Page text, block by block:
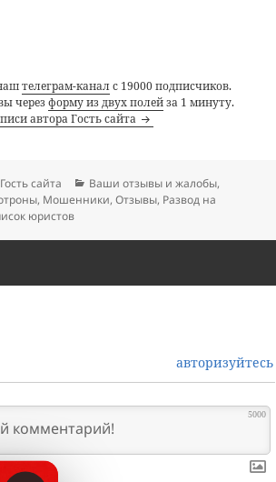
телеграм-каналс 19000 подписчиков.
черезформу из двух полейза 1 минуту.
автора Гость сайта
Автор
Гость сайта Рубрики
Ваши отзывы и жалобы,
, Мошенники,Отзывы, Развод на
юристов
авторизуйтесь
5000